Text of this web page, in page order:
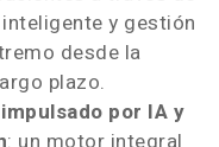
y gestión
desde la
plazo.
por IA y